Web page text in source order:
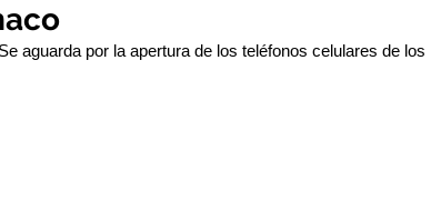
aguarda por la apertura de los teléfonos celulares de los